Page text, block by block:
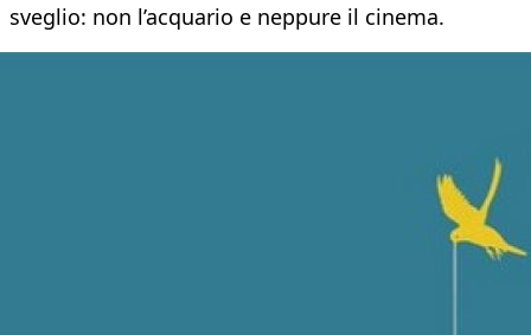
sveglio: non l’acquario e neppure il cinema.